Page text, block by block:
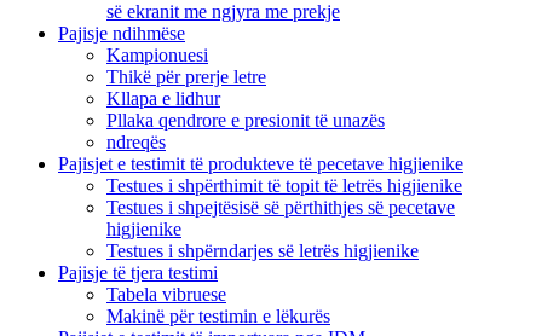
së ekranit me ngjyra me prekje
Pajisje ndihmëse
Kampionuesi
Thikë për prerje letre
Kllapa e lidhur
Pllaka qendrore e presionit të unazës
ndreqës
Pajisjet e testimit të produkteve të pecetave higjienike
Testues i shpërthimit të topit të letrës higjienike
Testues i shpejtësisë së përthithjes së pecetave
higjienike
Testues i shpërndarjes së letrës higjienike
Pajisje të tjera testimi
Tabela vibruese
Makinë për testimin e lëkurës